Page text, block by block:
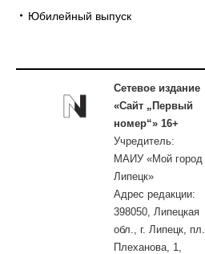
Юбилейный выпуск
Сетевое издание
«Сайт „Первый
номер“» 16+
Учредитель:
МАИУ «Мой город
Липецк»
Адрес редакции:
398050, Липецкая
обл., г. Липецк, пл.
Плеханова, 1,